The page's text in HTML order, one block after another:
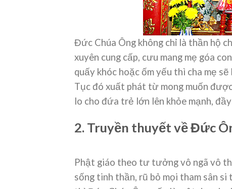
Đức Chúa Ông không chỉ là thần hộ
xuyên cung cấp, cưu mang mẹ góa
quấy khóc hoặc ốm yếu thì cha mẹ
Tục đó xuất phát từ mong muốn
lo cho đứa trẻ lớn lên khỏe mạnh,
2. Truyền thuyết về Đức
Phật giáo theo tư tưởng vô ngã vô
sống tinh thần, rũ bỏ mọi tham sân